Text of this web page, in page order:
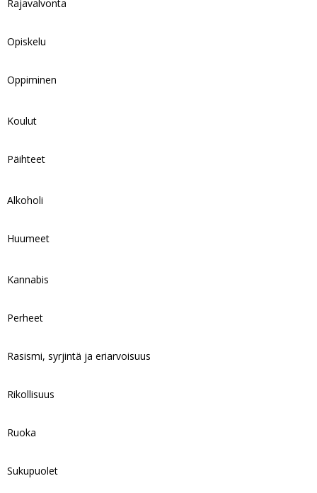
Rajavalvonta
Opiskelu
Oppiminen
Koulut
Päihteet
Alkoholi
Huumeet
Kannabis
Perheet
Rasismi, syrjintä ja eriarvoisuus
Rikollisuus
Ruoka
Sukupuolet